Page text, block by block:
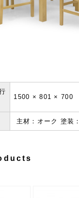
1500 × 801 × 700
主材：オーク 塗装